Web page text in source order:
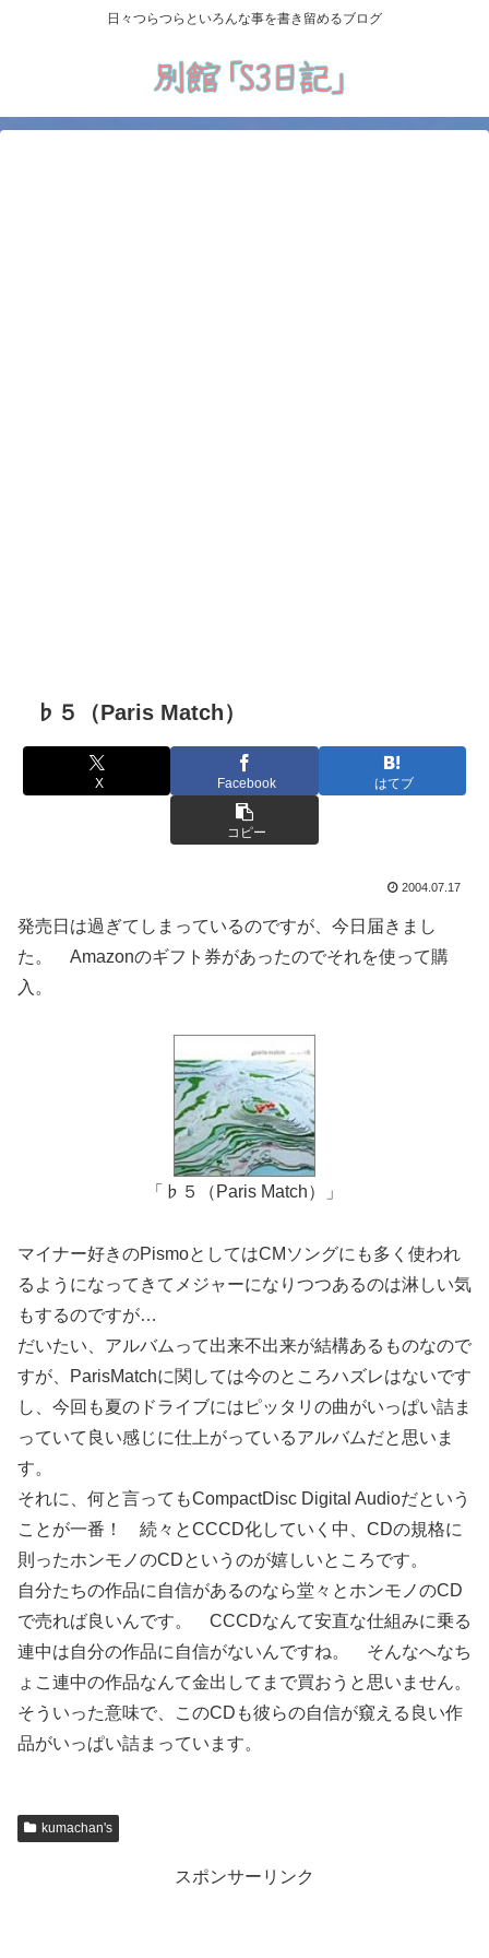
日々つらつらといろんな事を書き留めるブログ
♭５（Paris Match）
X Facebook はてブ
コピー
2004.07.17
発売日は過ぎてしまっているのですが、今日届きまし
た。 Amazonのギフト券があったのでそれを使って購
入。
「♭５（Paris Match）」
マイナー好きのPismoとしてはCMソングにも多く使われ
るようになってきてメジャーになりつつあるのは淋しい気
もするのですが…
だいたい、アルバムって出来不出来が結構あるものなので
すが、ParisMatchに関しては今のところハズレはないです
し、今回も夏のドライブにはピッタリの曲がいっぱい詰ま
っていて良い感じに仕上がっているアルバムだと思いま
す。
それに、何と言ってもCompactDisc Digital Audioだという
ことが一番！ 続々とCCCD化していく中、CDの規格に
則ったホンモノのCDというのが嬉しいところです。
自分たちの作品に自信があるのなら堂々とホンモノのCD
で売れば良いんです。 CCCDなんて安直な仕組みに乗る
連中は自分の作品に自信がないんですね。 そんなへなち
ょこ連中の作品なんて金出してまで買おうと思いません。
そういった意味で、このCDも彼らの自信が窺える良い作
品がいっぱい詰まっています。
kumachan's
スポンサーリンク